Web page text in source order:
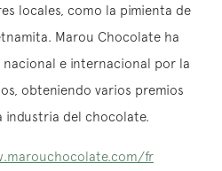
locales, como la pimienta de
Marou Chocolate ha
e internacional por la
obteniendo varios premios
industria del chocolate.
fr